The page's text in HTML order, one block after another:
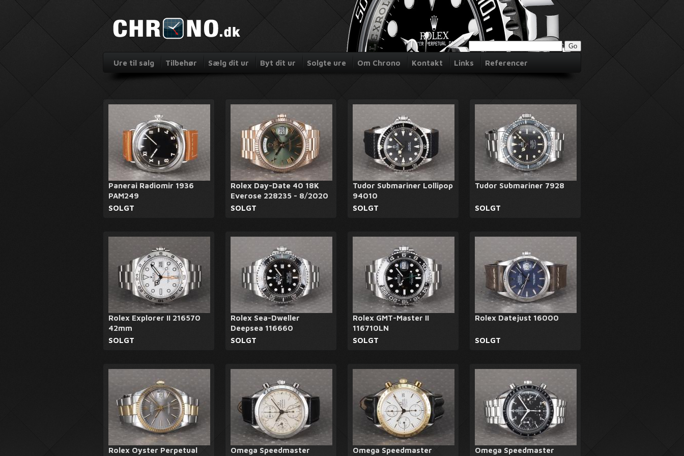
Ure til salg Tilbehør Sælg dit ur Byt dit ur Solgte ure Om Chrono Kontakt Links Referencer
Panerai Radiomir 1936
PAM249
SOLGT
Rolex Day-Date 40 18K
Everose 228235 - 8/2020
SOLGT
Tudor Submariner Lollipop
94010
SOLGT
Tudor Submariner 7928
SOLGT
Rolex Explorer II 216570
42mm
SOLGT
Rolex Sea-Dweller
Deepsea 116660
SOLGT
Rolex GMT-Master II
116710LN
SOLGT
Rolex Datejust 16000
SOLGT
Rolex Oyster Perpetual Omega Speedmaster Omega Speedmaster Omega Speedmaster